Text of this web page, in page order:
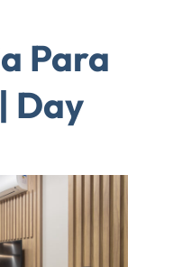
Para
Day